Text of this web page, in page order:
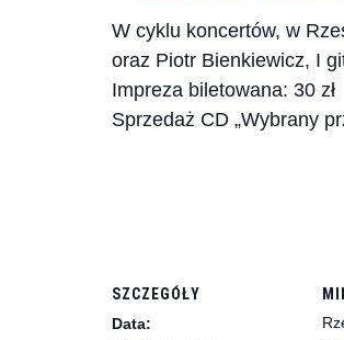
W cyklu koncertów, w
oraz Piotr Bienkiewicz, I
Impreza biletowana: 30 zł
Sprzedaż CD „Wybrany
SZCZEGÓŁY
Data: